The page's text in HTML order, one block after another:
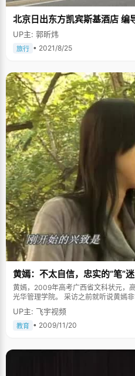
北京日出东方凯宾斯基酒店 编
UP主: 郭昕炜
旅行 • 2021/8/25
黄嫣：不太自信，忠实的“笔”迷
黄嫣，2009年高考广西省文科状元，
光华管理学院。 采访之前就听说黄嫣非常擅长跳舞，见面之后果然惊艳，一
米六五的个头，匀称的体态，白皙的
非常的沉静，跟人谈话的非常专注，会
真的回答。 从小就是个自卑的孩子 黄嫣从小就有些莫名的自卑和不自信，对
她还是做好了最坏的打算，如果考不
UP主: 飞宇视频
教育 • 2009/11/20